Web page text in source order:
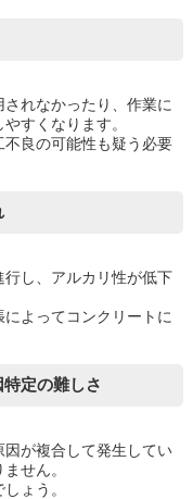
れなかったり、作業に
すくなります。
良の可能性も疑う必要
し、アルカリ性が低下
よってコンクリートに
定の難しさ
が複合して発生してい
せん。
ょう。